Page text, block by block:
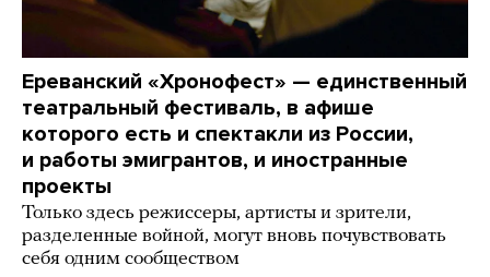
Ереванский «Хронофест» — единственный
театральный фестиваль, в афише
которого есть и спектакли из России,
и работы эмигрантов, и иностранные
проекты
Только здесь режиссеры, артисты и зрители,
разделенные войной, могут вновь почувствовать
себя одним сообществом